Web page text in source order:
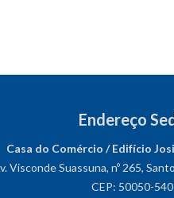
Endereço
Casa do Comércio / Edifício
Visconde Suassuna, nº 265,
CEP: 50050-540